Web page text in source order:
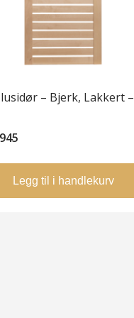
– Bjerk, Lakkert –
945
Legg til i handlekurv